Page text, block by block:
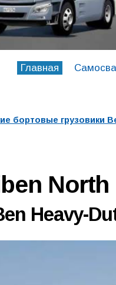
Главная
бортовые грузовики
North
Heavy-